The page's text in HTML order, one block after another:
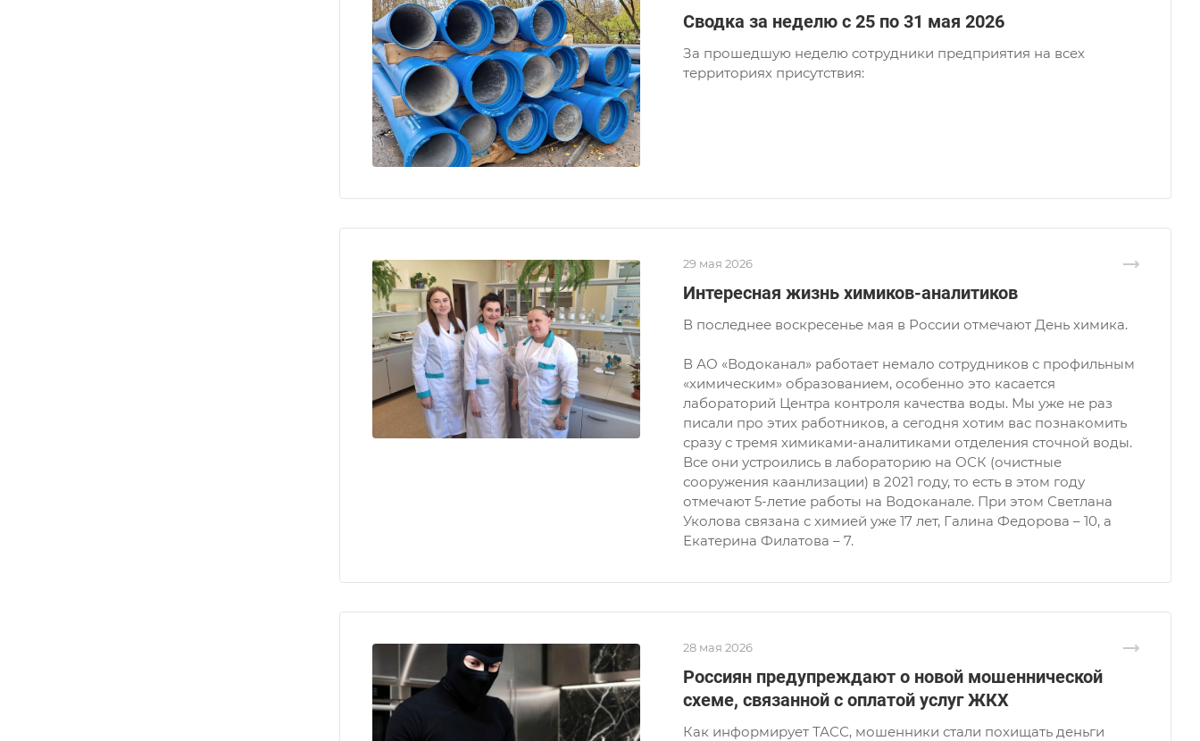
Сводка за неделю с 25 по 31 мая 2026
За прошедшую неделю сотрудники предприятия на всех
территориях присутствия:
29 мая 2026
Интересная жизнь химиков-аналитиков
В последнее воскресенье мая в России отмечают День химика.
В АО «Водоканал» работает немало сотрудников с профильным
«химическим» образованием, особенно это касается
лабораторий Центра контроля качества воды. Мы уже не раз
писали про этих работников, а сегодня хотим вас познакомить
сразу с тремя химиками-аналитиками отделения сточной воды.
Все они устроились в лабораторию на ОСК (очистные
сооружения каанлизации) в 2021 году, то есть в этом году
отмечают 5-летие работы на Водоканале. При этом Светлана
Уколова связана с химией уже 17 лет, Галина Федорова – 10, а
Екатерина Филатова – 7.
28 мая 2026
Россиян предупреждают о новой мошеннической
схеме, связанной с оплатой услуг ЖКХ
Как информирует ТАСС, мошенники стали похищать деньги